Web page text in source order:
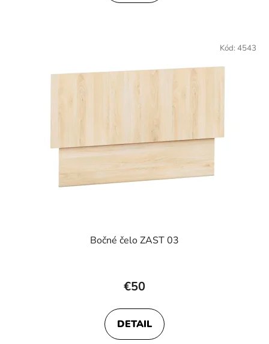
Bočné čelo ZAST 03
€50
DETAIL
Kód: 4543